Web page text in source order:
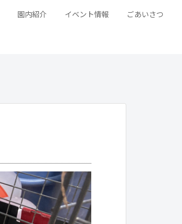
園内紹介 イベント情報 ごあいさつ